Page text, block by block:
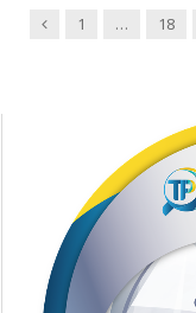
Previous
1 … 18